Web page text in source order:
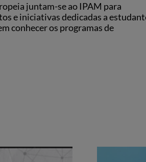
juntam-se ao IPAM para
e iniciativas dedicadas a
conhecer os programas de